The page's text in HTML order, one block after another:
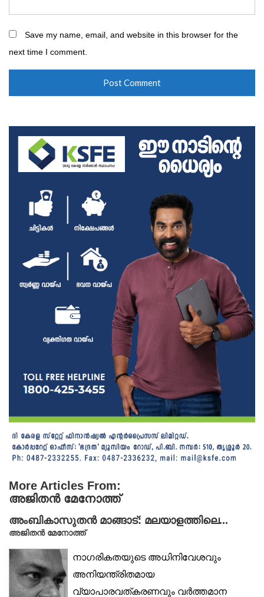
Save my name, email, and website in this browser for the
next time I comment.
More Articles From:
അജിതൻ മേനോത്ത്
അംബികാസുതൻ മാങ്ങാട്: മലയാളത്തിലെ...
അജിതൻ മേനോത്ത്
നാഗരികതയുടെ അധിനിവേശവും
അനിയന്ത്രിതമായ
വ്യാപാരവത്കരണവും വർത്തമാന